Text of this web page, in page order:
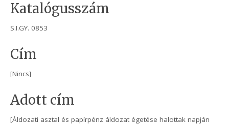
Katalógusszám
S.I.GY. 0853
Cím
[Nincs]
Adott cím
[Áldozati asztal és papírpénz áldozat égetése halottak napján